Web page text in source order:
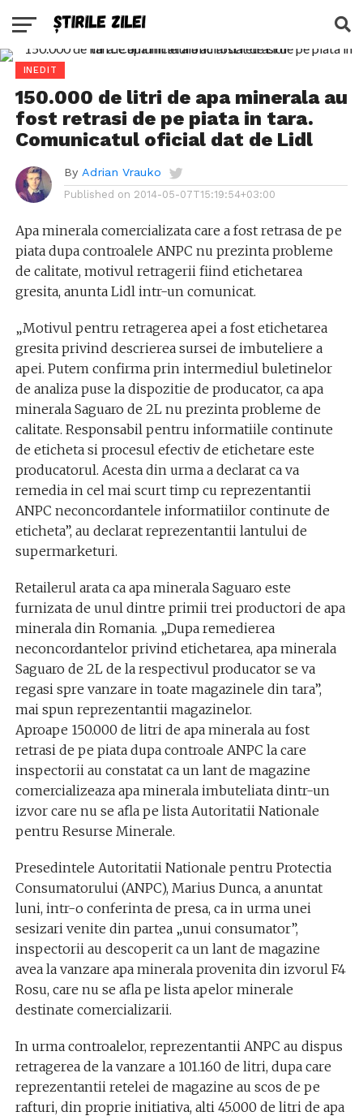
INEDIT
150.000 de litri de apa minerala au
fost retrasi de pe piata in tara.
Comunicatul oficial dat de Lidl
By Adrian Vrauko
Published on 2014-05-07T15:19:54+03:00
Apa minerala comercializata care a fost retrasa de pe
piata dupa controalele ANPC nu prezinta probleme
de calitate, motivul retragerii fiind etichetarea
gresita, anunta Lidl intr-un comunicat.
„Motivul pentru retragerea apei a fost etichetarea
gresita privind descrierea sursei de imbuteliere a
apei. Putem confirma prin intermediul buletinelor
de analiza puse la dispozitie de producator, ca apa
minerala Saguaro de 2L nu prezinta probleme de
calitate. Responsabil pentru informatiile continute
de eticheta si procesul efectiv de etichetare este
producatorul. Acesta din urma a declarat ca va
remedia in cel mai scurt timp cu reprezentantii
ANPC neconcordantele informatiilor continute de
eticheta”, au declarat reprezentantii lantului de
supermarketuri.
Retailerul arata ca apa minerala Saguaro este
furnizata de unul dintre primii trei productori de apa
minerala din Romania. „Dupa remedierea
neconcordantelor privind etichetarea, apa minerala
Saguaro de 2L de la respectivul producator se va
regasi spre vanzare in toate magazinele din tara”,
mai spun reprezentantii magazinelor.
Aproape 150.000 de litri de apa minerala au fost
retrasi de pe piata dupa controale ANPC la care
inspectorii au constatat ca un lant de magazine
comercializeaza apa minerala imbuteliata dintr-un
izvor care nu se afla pe lista Autoritatii Nationale
pentru Resurse Minerale.
Presedintele Autoritatii Nationale pentru Protectia
Consumatorului (ANPC), Marius Dunca, a anuntat
luni, intr-o conferinta de presa, ca in urma unei
sesizari venite din partea „unui consumator”,
inspectorii au descoperit ca un lant de magazine
avea la vanzare apa minerala provenita din izvorul F4
Rosu, care nu se afla pe lista apelor minerale
destinate comercializarii.
In urma controalelor, reprezentantii ANPC au dispus
retragerea de la vanzare a 101.160 de litri, dupa care
reprezentantii retelei de magazine au scos de pe
rafturi, din proprie initiativa, alti 45.000 de litri de apa